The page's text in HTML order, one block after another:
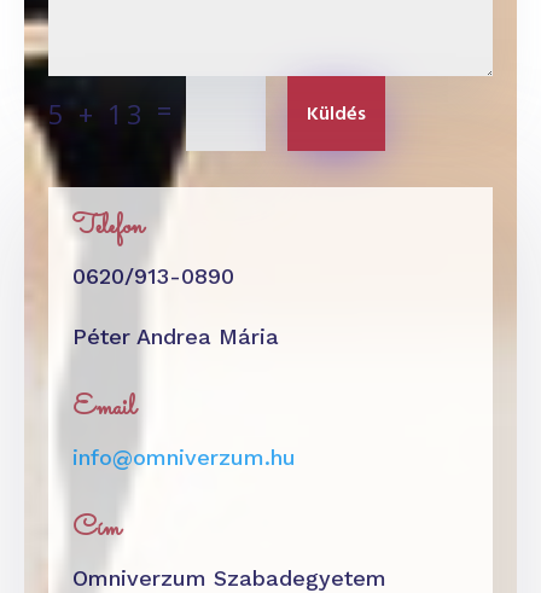
5 + 13 = Küldés
Telefon
0620/913-0890
Péter Andrea Mária
Email
info@omniverzum.hu
Cím
Omniverzum Szabadegyetem